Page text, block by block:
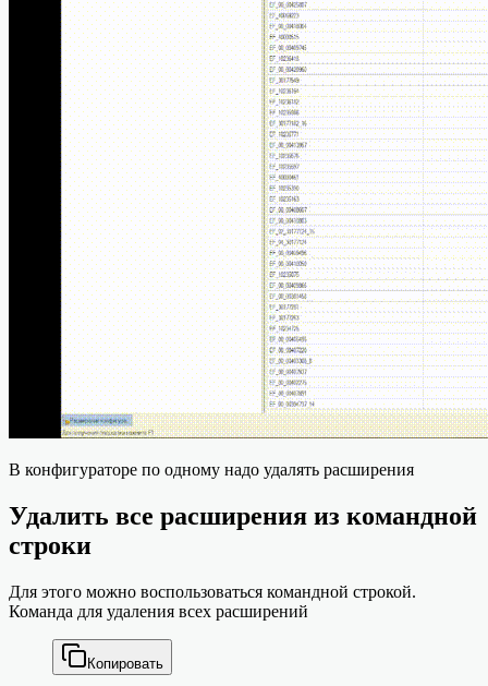
В конфигураторе по одному надо удалять расширения
Удалить все расширения из командной
строки
Для этого можно воспользоваться командной строкой.
Команда для удаления всех расширений
Копировать